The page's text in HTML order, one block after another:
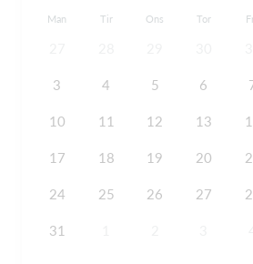
Man Tir Ons Tor
3 4 5 6
10 11 12 13
17 18 19 20
24 25 26 27
31